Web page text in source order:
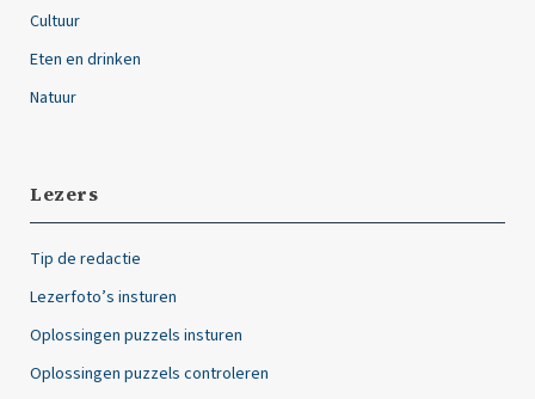
Cultuur
Eten en drinken
Natuur
Lezers
Tip de redactie
Lezerfoto’s insturen
Oplossingen puzzels insturen
Oplossingen puzzels controleren